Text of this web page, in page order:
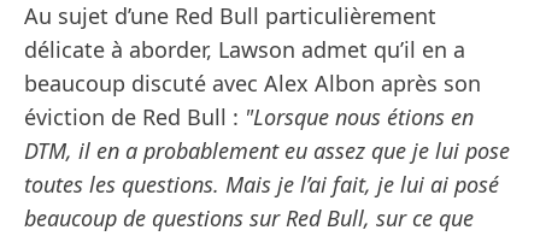
Au sujet d’une Red Bull particulièrement
délicate à aborder, Lawson admet qu’il en a
beaucoup discuté avec Alex Albon après son
éviction de Red Bull : "Lorsque nous étions en
DTM, il en a probablement eu assez que je lui pose
toutes les questions. Mais je l’ai fait, je lui ai posé
beaucoup de questions sur Red Bull, sur ce que